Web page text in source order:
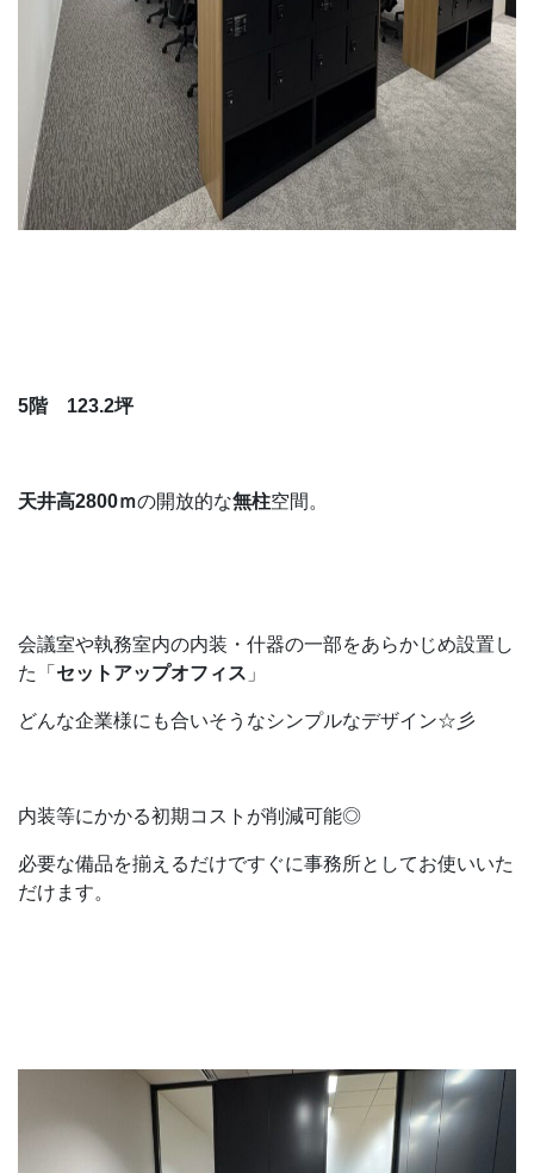
5階 123.2坪
天井高2800ｍの開放的な無柱空間。
会議室や執務室内の内装・什器の一部をあらかじめ設置し
た「 セットアップオフィス 」
どんな企業様にも合いそうなシンプルなデザイン☆彡
内装等にかかる初期コストが削減可能◎
必要な備品を揃えるだけですぐに事務所としてお使いいた
だけます。